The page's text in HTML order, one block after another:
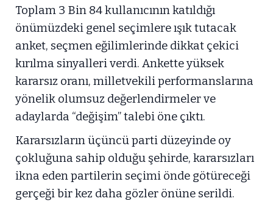
Toplam 3 Bin 84 kullanıcının katıldığı
önümüzdeki genel seçimlere ışık tutacak
anket, seçmen eğilimlerinde dikkat çekici
kırılma sinyalleri verdi. Ankette yüksek
kararsız oranı, milletvekili performanslarına
yönelik olumsuz değerlendirmeler ve
adaylarda “değişim” talebi öne çıktı.
Kararsızların üçüncü parti düzeyinde oy
çokluğuna sahip olduğu şehirde, kararsızları
ikna eden partilerin seçimi önde götüreceği
gerçeği bir kez daha gözler önüne serildi.